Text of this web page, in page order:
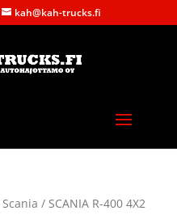
kah@kah-trucks.fi
Scania / SCANIA R-400 4X2